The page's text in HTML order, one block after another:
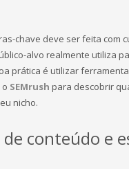
chave deve ser feita com
alvo realmente utiliza
prática é utilizar
SEMrush para descobrir
nicho.
de conteúdo e